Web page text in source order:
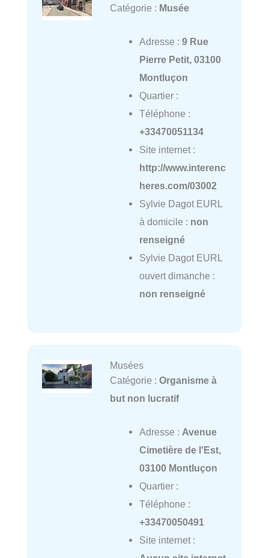
Catégorie : Musée
Adresse : 9 Rue
Pierre Petit, 03100
Montluçon
Quartier :
Téléphone :
+33470051134
Site internet :
http://www.interenc
heres.com/03002
Sylvie Dagot EURL
à domicile : non
renseigné
Sylvie Dagot EURL
ouvert dimanche :
non renseigné
Musées
Catégorie : Organisme à
but non lucratif
Adresse : Avenue
Cimetière de l'Est,
03100 Montluçon
Quartier :
Téléphone :
+33470050491
Site internet :